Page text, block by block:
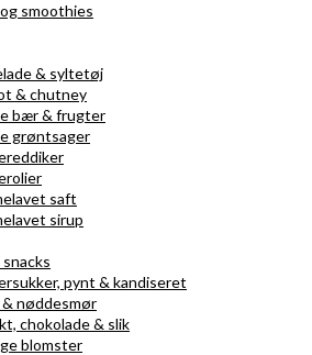
smoothies
& syltetøj
& chutney
bær & frugter
grøntsager
saft
sirup
pynt & kandiseret
nøddesmør
chokolade & slik
blomster